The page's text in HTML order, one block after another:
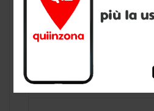
CONTATTI